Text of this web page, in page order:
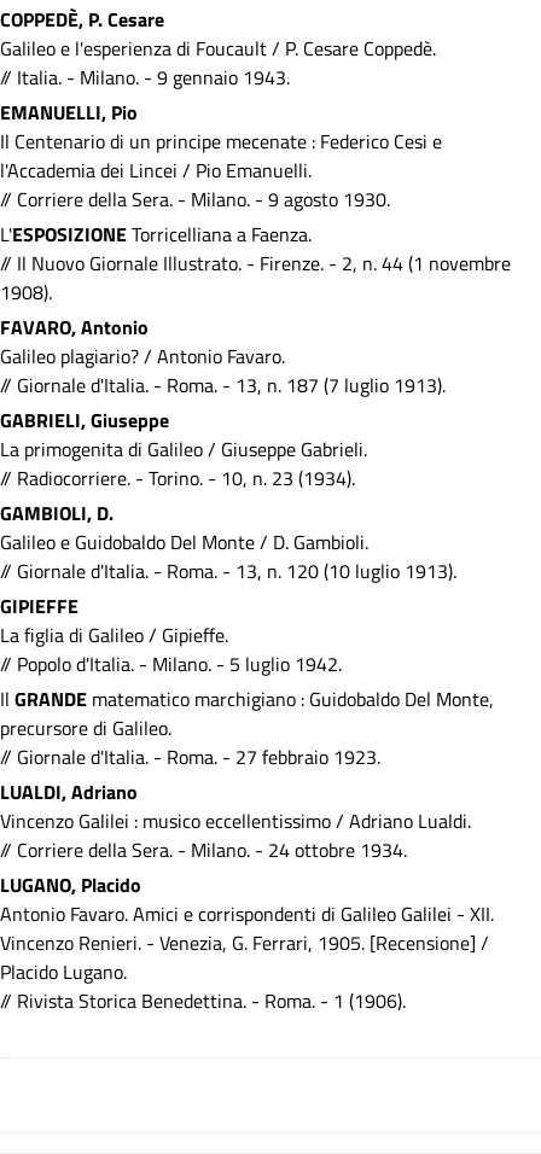
COPPEDÈ, P. Cesare
Galileo e l'esperienza di Foucault / P. Cesare Coppedè.
// Italia. - Milano. - 9 gennaio 1943.
EMANUELLI, Pio
Il Centenario di un principe mecenate : Federico Cesi e
l'Accademia dei Lincei / Pio Emanuelli.
// Corriere della Sera. - Milano. - 9 agosto 1930.
L'ESPOSIZIONETorricelliana a Faenza.
// Il Nuovo Giornale Illustrato. - Firenze. - 2, n. 44 (1 novembre
1908).
FAVARO, Antonio
Galileo plagiario? / Antonio Favaro.
// Giornale d'Italia. - Roma. - 13, n. 187 (7 luglio 1913).
GABRIELI, Giuseppe
La primogenita di Galileo / Giuseppe Gabrieli.
// Radiocorriere. - Torino. - 10, n. 23 (1934).
GAMBIOLI, D.
Galileo e Guidobaldo Del Monte / D. Gambioli.
// Giornale d'Italia. - Roma. - 13, n. 120 (10 luglio 1913).
GIPIEFFE
La figlia di Galileo / Gipieffe.
// Popolo d'Italia. - Milano. - 5 luglio 1942.
Il GRANDE matematico marchigiano : Guidobaldo Del Monte,
precursore di Galileo.
// Giornale d'Italia. - Roma. - 27 febbraio 1923.
LUALDI, Adriano
Vincenzo Galilei : musico eccellentissimo / Adriano Lualdi.
// Corriere della Sera. - Milano. - 24 ottobre 1934.
LUGANO, Placido
Antonio Favaro. Amici e corrispondenti di Galileo Galilei - XII.
Vincenzo Renieri. - Venezia, G. Ferrari, 1905. [Recensione] /
Placido Lugano.
// Rivista Storica Benedettina. - Roma. - 1 (1906).